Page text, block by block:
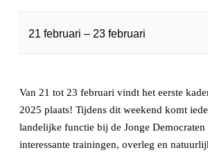
21 februari – 23 februari
Van 21 tot 23 februari vindt het eerste
2025 plaats! Tijdens dit weekend komt
landelijke functie bij de Jonge Democraten
interessante trainingen, overleg en